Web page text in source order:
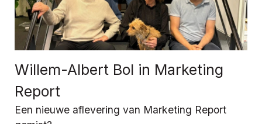
Willem-Albert Bol in Marketing
Report
Een nieuwe aflevering van Marketing Report